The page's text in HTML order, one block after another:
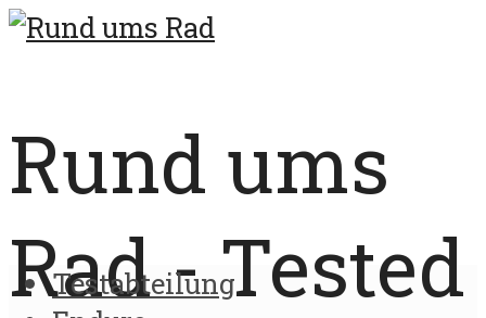
Rund ums
Rad - Tested
Testabteilung